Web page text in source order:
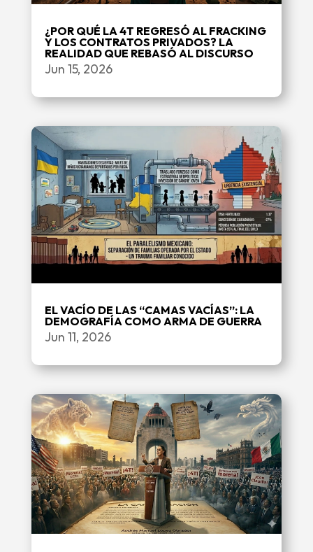
¿POR QUÉ LA 4T REGRESÓ AL FRACKING
Y LOS CONTRATOS PRIVADOS? LA
REALIDAD QUE REBASÓ AL DISCURSO
Jun 15, 2026
EL VACÍO DE LAS “CAMAS VACÍAS”: LA
DEMOGRAFÍA COMO ARMA DE GUERRA
Jun 11, 2026